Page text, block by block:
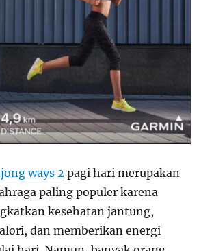
ways 2 pagi hari merupakan
paling populer karena
kesehatan jantung,
dan memberikan energi